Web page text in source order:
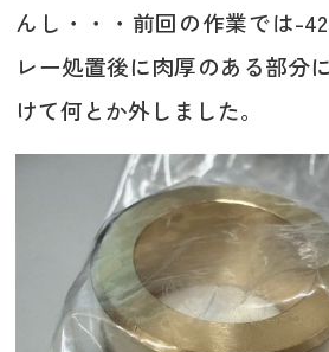
んし・・・前回の作業では-
レー処置後に肉厚のある部分
けて何とか外しました。